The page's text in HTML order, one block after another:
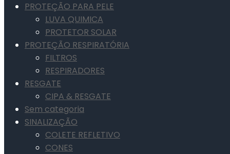
PROTEÇÃO PARA PELE
LUVA QUIMICA
PROTETOR SOLAR
PROTEÇÃO RESPIRATÓRIA
FILTROS
RESPIRADORES
RESGATE
CIPA & RESGATE
Sem categoria
SINALIZAÇÃO
COLETE REFLETIVO
CONES